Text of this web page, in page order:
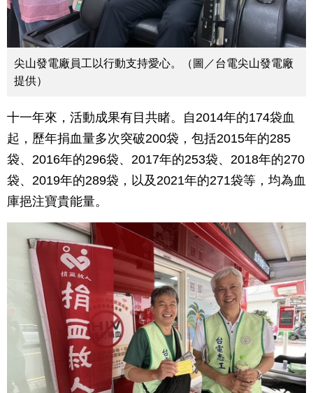
尖山發電廠員工以行動支持愛心。（圖／台電尖山發電廠
提供）
十一年來，活動成果有目共睹。自2014年的174袋血
起，歷年捐血量多次突破200袋，包括2015年的285
袋、2016年的296袋、2017年的253袋、2018年的270
袋、2019年的289袋，以及2021年的271袋等，均為血
庫挹注寶貴能量。